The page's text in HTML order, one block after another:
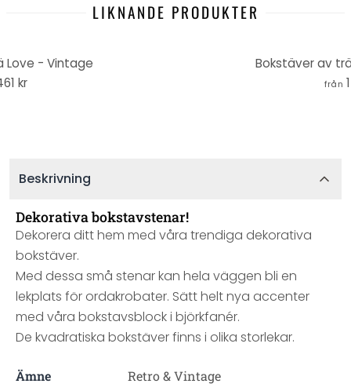
LIKNANDE PRODUKTER
Love - Vintage
kr
Bokstäver av
från
Beskrivning
Dekorativa bokstavstenar!
Dekorera ditt hem med våra trendiga dekorativa
bokstäver.
Med dessa små stenar kan hela väggen bli en
lekplats för ordakrobater. Sätt helt nya accenter
med våra bokstavsblock i björkfanér.
De kvadratiska bokstäver finns i olika storlekar.
Ämne Retro & Vintage